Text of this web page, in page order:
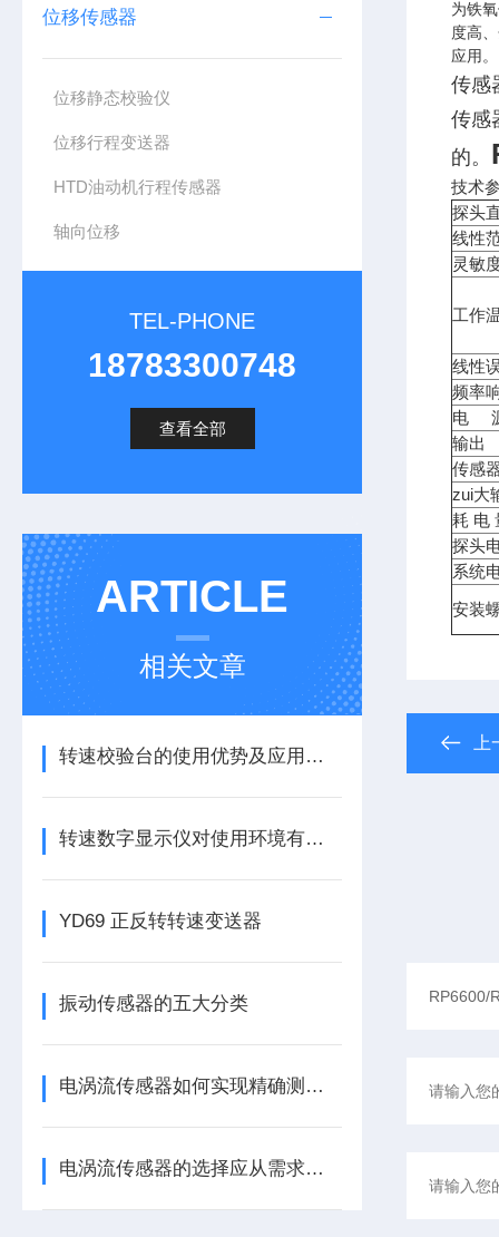
位移传感器
位移静态校验仪
位移行程变送器
HTD油动机行程传感器
轴向位移
TEL-PHONE
18783300748
查看全部
ARTICLE
相关文章
转速校验台的使用优势及应用有哪些
转速数字显示仪对使用环境有哪些要求
YD69 正反转转速变送器
振动传感器的五大分类
电涡流传感器如何实现精确测量？
电涡流传感器的选择应从需求出发
为铁
度高
应用。
传感
传感
的。
技术
探头
线性
灵敏
工作
线性
频率
电
输出
传感
zui大
耗 电
探头
系统
安装